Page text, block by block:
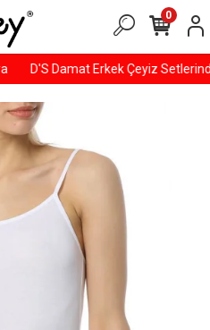
D'S Damat Erkek Çeyiz
0